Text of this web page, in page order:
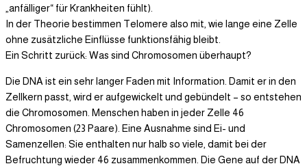
„anfälliger“ für Krankheiten fühlt).
In der Theorie bestimmen Telomere also mit, wie lange eine Zelle
ohne zusätzliche Einflüsse funktionsfähig bleibt.
Ein Schritt zurück: Was sind Chromosomen überhaupt?
Die DNA ist ein sehr langer Faden mit Information. Damit er in den
Zellkern passt, wird er aufgewickelt und gebündelt – so entstehen
die Chromosomen. Menschen haben in jeder Zelle 46
Chromosomen (23 Paare). Eine Ausnahme sind Ei- und
Samenzellen: Sie enthalten nur halb so viele, damit bei der
Befruchtung wieder 46 zusammenkommen. Die Gene auf der DNA